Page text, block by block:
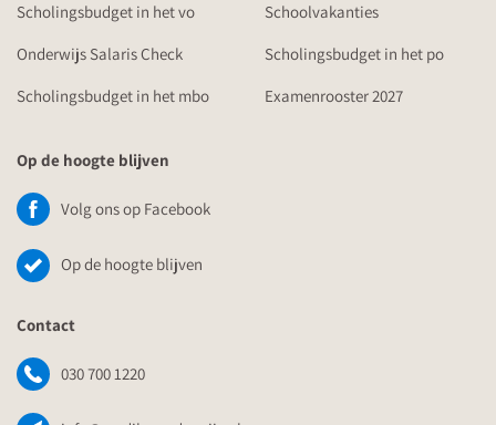
Scholingsbudget in het vo
Schoolvakanties
Onderwijs Salaris Check
Scholingsbudget in het po
Scholingsbudget in het mbo
Examenrooster 2027
Op de hoogte blijven
Volg ons op Facebook
Op de hoogte blijven
Contact
030 700 1220